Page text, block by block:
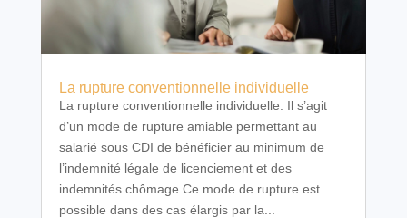
La rupture conventionnelle individuelle
La rupture conventionnelle individuelle. Il s’agit
d’un mode de rupture amiable permettant au
salarié sous CDI de bénéficier au minimum de
l’indemnité légale de licenciement et des
indemnités chômage.Ce mode de rupture est
possible dans des cas élargis par la...